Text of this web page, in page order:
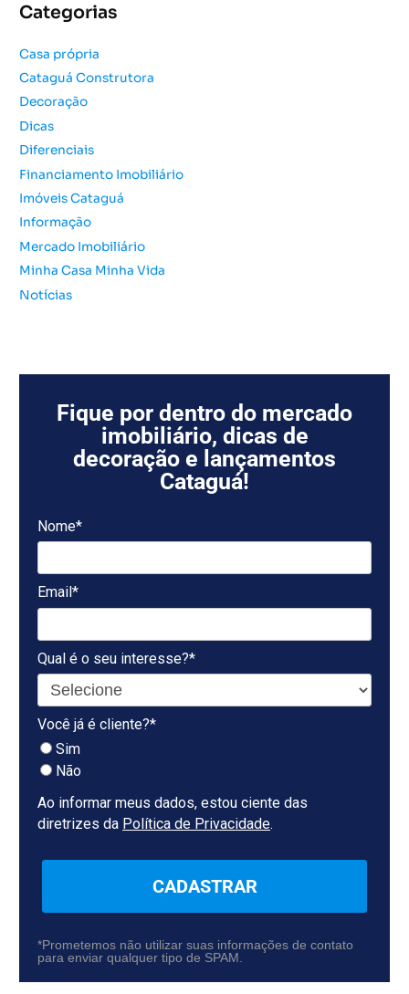
i
a
r
p
o
r
Categorias
Casa própria
Cataguá Construtora
Decoração
Dicas
Diferenciais
Financiamento Imobiliário
Imóveis Cataguá
Informação
Mercado Imobiliário
Minha Casa Minha Vida
Notícias
Fique por dentro do mercado
imobiliário, dicas de
decoração e lançamentos
Cataguá!
Nome*
Email*
Qual é o seu interesse?*
Você já é cliente?*
Sim
Não
Ao informar meus dados, estou ciente das
diretrizes da Política de Privacidade.
CADASTRAR
*Prometemos não utilizar suas informações de contato
para enviar qualquer tipo de SPAM.